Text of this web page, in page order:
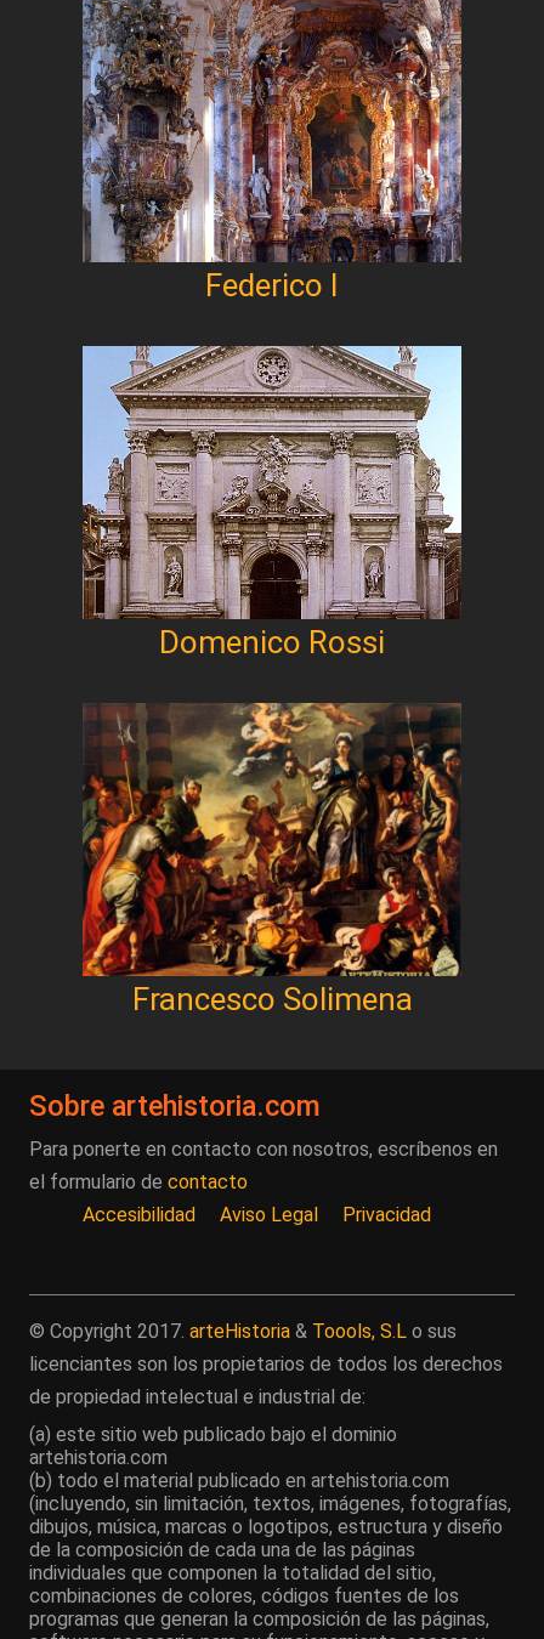
Federico I
Domenico Rossi
Francesco Solimena
Sobre artehistoria.com
Para ponerte en contacto con nosotros, escríbenos en
el formulario de contacto
Accesibilidad
Aviso Legal Privacidad
© Copyright 2017. arteHistoria & Toools, S.L o sus
licenciantes son los propietarios de todos los derechos
de propiedad intelectual e industrial de:
(a) este sitio web publicado bajo el dominio
artehistoria.com
(b) todo el material publicado en artehistoria.com
(incluyendo, sin limitación, textos, imágenes, fotografías,
dibujos, música, marcas o logotipos, estructura y diseño
de la composición de cada una de las páginas
individuales que componen la totalidad del sitio,
combinaciones de colores, códigos fuentes de los
programas que generan la composición de las páginas,